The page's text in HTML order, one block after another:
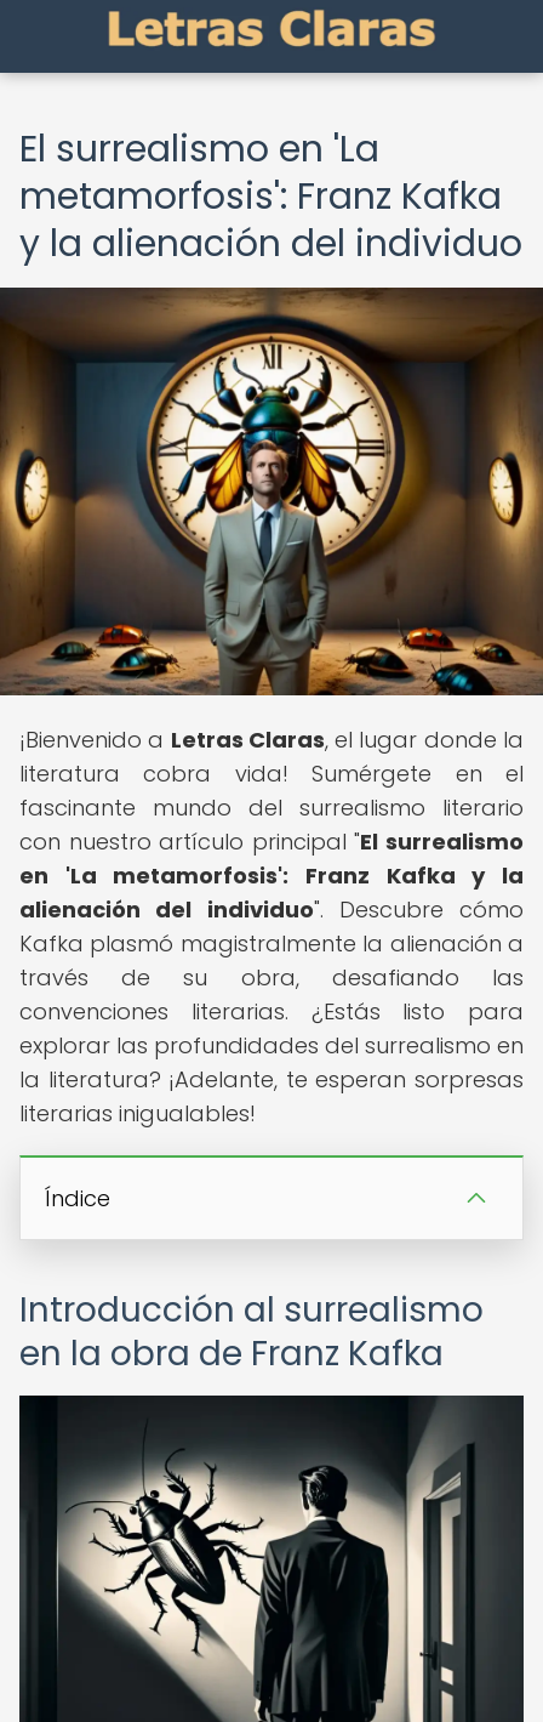
El surrealismo en 'La
metamorfosis': Franz Kafka
y la alienación del individuo
¡Bienvenido a Letras Claras, el lugar donde la
literatura cobra vida! Sumérgete en el
fascinante mundo del surrealismo literario
con nuestro artículo principal "El surrealismo
en 'La metamorfosis': Franz Kafka y la
alienación del individuo". Descubre cómo
Kafka plasmó magistralmente la alienación a
través de su obra, desafiando las
convenciones literarias. ¿Estás listo para
explorar las profundidades del surrealismo en
la literatura? ¡Adelante, te esperan sorpresas
literarias inigualables!
Índice
Introducción al surrealismo
en la obra de Franz Kafka